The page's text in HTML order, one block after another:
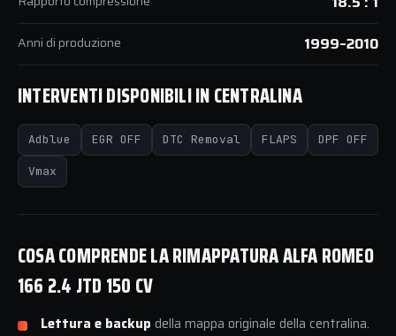
Anni di produzione 1999–2010
INTERVENTI DISPONIBILI IN CENTRALINA
Adblue EGR OFF DTC Removal FLAPS DPF OFF
Vmax
COSA COMPRENDE LA RIMAPPATURA ALFA ROMEO
166 2.4 JTD 150 CV
Lettura e backup della mappa originale della centralina.